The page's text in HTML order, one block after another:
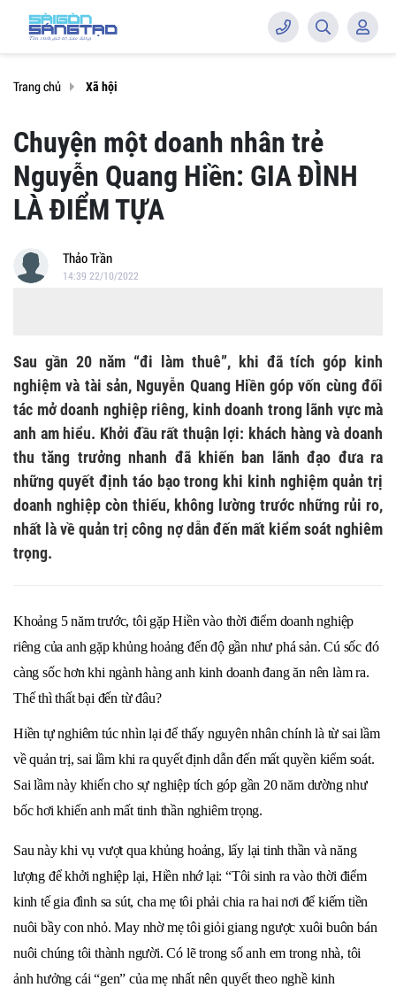
Trang chủ Xã hội
Chuyện một doanh nhân trẻ
Nguyễn Quang Hiền: GIA ĐÌNH
LÀ ĐIỂM TỰA
Thảo Trần
14:39 22/10/2022
Sau gần 20 năm “đi làm thuê”, khi đã tích góp kinh
nghiệm và tài sản, Nguyễn Quang Hiền góp vốn cùng đối
tác mở doanh nghiệp riêng, kinh doanh trong lãnh vực mà
anh am hiểu. Khởi đầu rất thuận lợi: khách hàng và doanh
thu tăng trưởng nhanh đã khiến ban lãnh đạo đưa ra
những quyết định táo bạo trong khi kinh nghiệm quản trị
doanh nghiệp còn thiếu, không lường trước những rủi ro,
nhất là về quản trị công nợ dẫn đến mất kiểm soát nghiêm
trọng.
Khoảng 5 năm trước, tôi gặp Hiền vào thời điểm doanh nghiệp
riêng của anh gặp khủng hoảng đến độ gần như phá sản. Cú sốc đó
càng sốc hơn khi ngành hàng anh kinh doanh đang ăn nên làm ra.
Thế thì thất bại đến từ đâu?
Hiền tự nghiêm túc nhìn lại để thấy nguyên nhân chính là từ sai lầm
về quản trị, sai lầm khi ra quyết định dẫn đến mất quyền kiểm soát.
Sai lầm này khiến cho sự nghiệp tích góp gần 20 năm dường như
bốc hơi khiến anh mất tinh thần nghiêm trọng.
Sau này khi vụ vượt qua khủng hoảng, lấy lại tinh thần và năng
lượng để khởi nghiệp lại, Hiền nhớ lại: “Tôi sinh ra vào thời điểm
kinh tế gia đình sa sút, cha mẹ tôi phải chia ra hai nơi để kiếm tiền
nuôi bầy con nhỏ. May nhờ mẹ tôi giỏi giang ngược xuôi buôn bán
nuôi chúng tôi thành người. Có lẽ trong số anh em trong nhà, tôi
ảnh hưởng cái “gen” của mẹ nhất nên quyết theo nghề kinh